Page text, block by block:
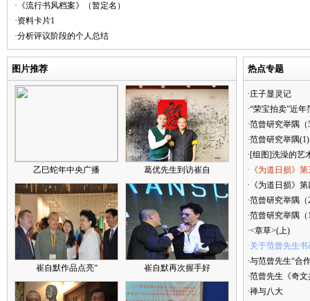
·《流行书风档案》（暂定名）
·资料卡片1
·分析评议阶段的个人总结
图片推荐
乙巳蛇年中央广播 葛优先生到访崔自
崔自默作品点亮“ 崔自默再次握手好
热点专题
·庄子显灵记
·“荣宝拍卖”近
·范曾研究举隅（
·范曾研究举隅(1)
·[组图]洗澡的艺
·《为道日损》
·《为道日损》
·范曾研究举隅（
·范曾研究举隅（
·<章草>(上)
·关于范曾先生
·与范曾先生“合
·范曾先生《奇
·禅与八大